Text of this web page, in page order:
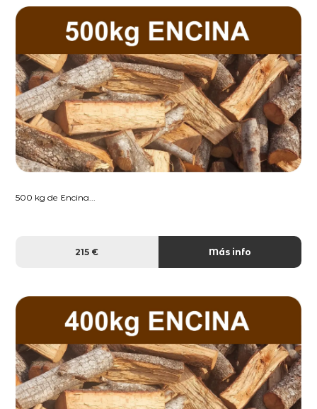
500 kg de Encina...
215 € Más info